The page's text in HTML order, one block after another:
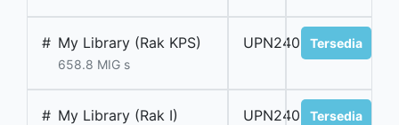
# My Library (Rak KPS)
658.8 MIG s
UPN240286Tersedia
# My Library (Rak I) UPN240288Tersedia